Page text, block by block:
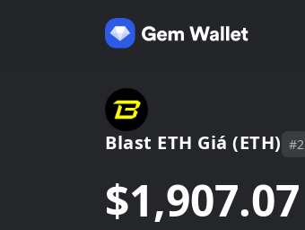
Blast ETH Giá (ETH) #2
$1,907.07